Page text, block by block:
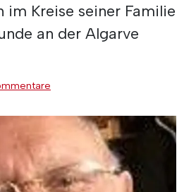
im Kreise seiner Familie
an der Algarve